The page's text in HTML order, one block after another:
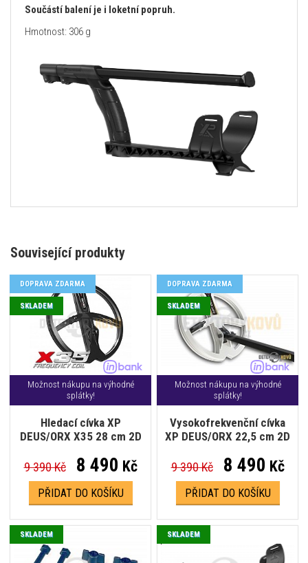
Součástí balení je i loketní popruh.
Hmotnost: 306 g
Související produkty
Možnost nákupu na výhodné
splátky!
Hledací cívka XP
DEUS/ORX X35 28 cm 2D
DOPRAVA ZDARMA
SKLADEM
9 390 Kč 8 490 Kč
PŘIDAT DO KOŠÍKU
Možnost nákupu na výhodné
splátky!
Vysokofrekvenční cívka
XP DEUS/ORX 22,5 cm 2D
DOPRAVA ZDARMA
SKLADEM
9 390 Kč 8 490 Kč
PŘIDAT DO KOŠÍKU
SKLADEM SKLADEM